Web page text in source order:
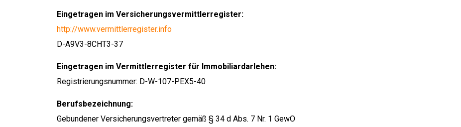
Eingetragen im Versicherungsvermittlerregister:
http://www.vermittlerregister.info
D-A9V3-8CHT3-37
Eingetragen im Vermittlerregister für Immobiliardarlehen:
Registrierungsnummer: D-W-107-PEX5-40
Berufsbezeichnung:
Gebundener Versicherungsvertreter gemäß § 34 d Abs. 7 Nr. 1 GewO